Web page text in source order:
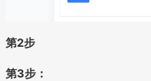
第2步
第3步：